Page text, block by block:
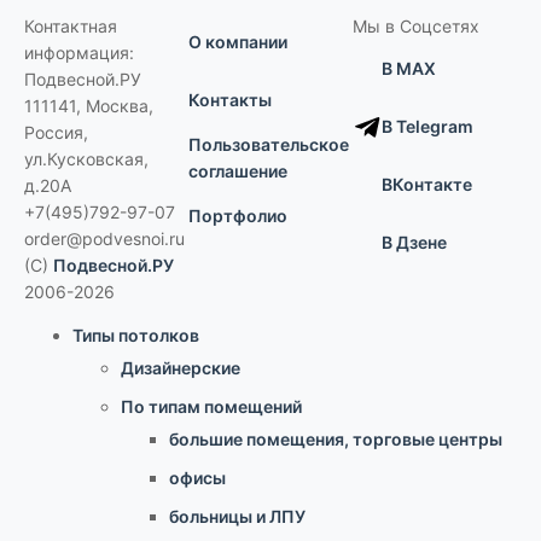
Контактная
информация:
Подвесной.РУ
111141, Москва,
Россия,
ул.Кусковская,
д.20А
+7(495)792-97-07
order@podvesnoi.ru
(C) Подвесной.РУ
2006-2026
О компании
Контакты
Пользовательское
соглашение
Портфолио
Мы в Соцсетях
В MAX
В Telegram
ВКонтакте
В Дзене
Типы потолков
Дизайнерские
По типам помещений
большие помещения, торговые центры
офисы
больницы и ЛПУ